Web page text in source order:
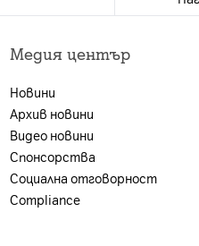
валидна за лица,
Ако клиентът не
се заплаща цената
А1 България или
Медия център
Новини
Архив новини
Видео новини
Спонсорства
Социална отговорност
Compliance